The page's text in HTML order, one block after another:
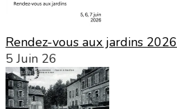
Rendez-vous aux jardins 2026
5 Juin 26